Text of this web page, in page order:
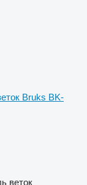
Bruks BK-
веток